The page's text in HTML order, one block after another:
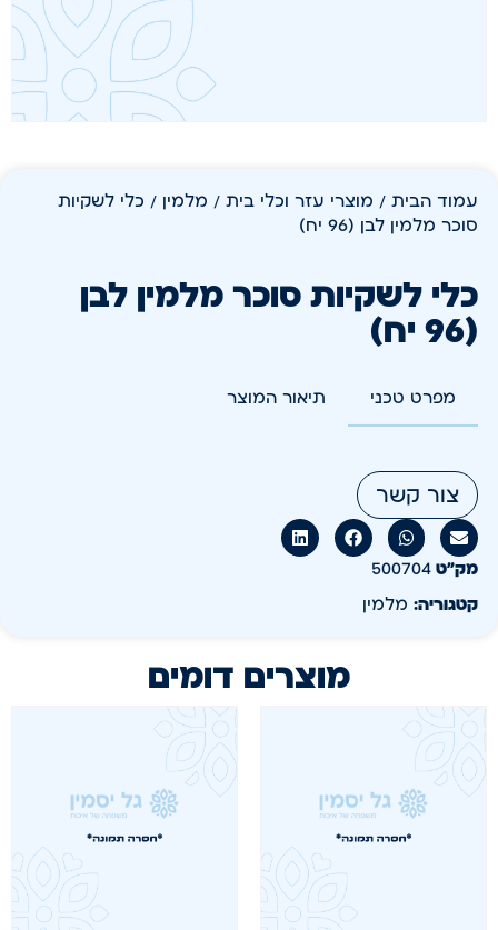
עמוד הבית / מוצרי עזר וכלי בית / מלמין / כלי לשקיות
סוכר מלמין לבן (96 יח)
כלי לשקיות סוכר מלמין לבן
(96 יח)
מפרט טכני תיאור המוצר
צור קשר
מק״ט 500704
קטגוריה: מלמין
מוצרים דומים